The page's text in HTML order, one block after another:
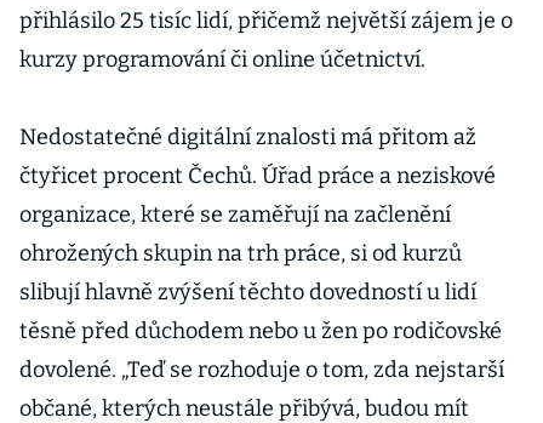
přihlásilo 25 tisíc lidí, přičemž největší zájem je o
kurzy programování či online účetnictví.
Nedostatečné digitální znalosti má přitom až
čtyřicet procent Čechů. Úřad práce a neziskové
organizace, které se zaměřují na začlenění
ohrožených skupin na trh práce, si od kurzů
slibují hlavně zvýšení těchto dovedností u lidí
těsně před důchodem nebo u žen po rodičovské
dovolené. „Teď se rozhoduje o tom, zda nejstarší
občané, kterých neustále přibývá, budou mít